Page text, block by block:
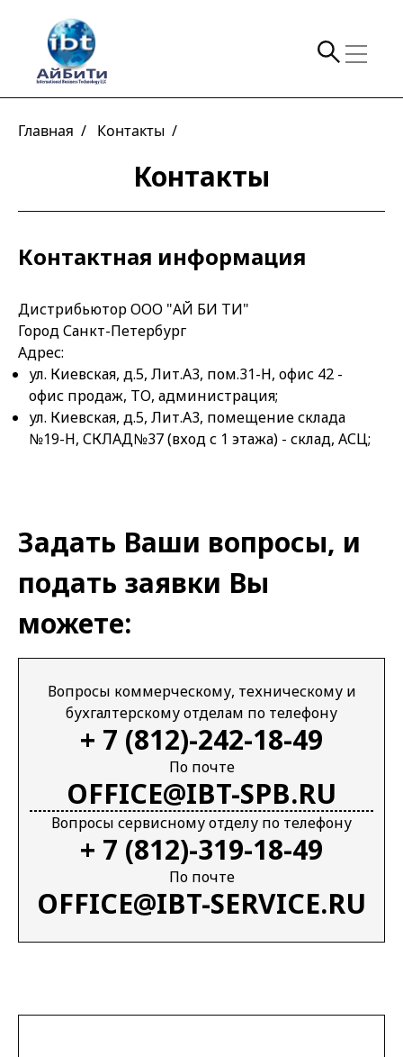
Главная / Контакты /
Контакты
Контактная информация
Дистрибьютор ООО "АЙ БИ ТИ"
Город Санкт-Петербург
Адрес:
ул. Киевская, д.5, Лит.А3, пом.31-Н, офис 42 -
офис продаж, ТО, администрация;
ул. Киевская, д.5, Лит.А3, помещение склада
№19-Н, СКЛАД№37 (вход с 1 этажа) - склад, АСЦ;
Задать Ваши вопросы, и
подать заявки Вы
можете:
Вопросы коммерческому, техническому и
бухгалтерскому отделам по телефону
+ 7 (812)-242-18-49
По почте
OFFICE@IBT-SPB.RU
Вопросы сервисному отделу по телефону
+ 7 (812)-319-18-49
По почте
OFFICE@IBT-SERVICE.RU